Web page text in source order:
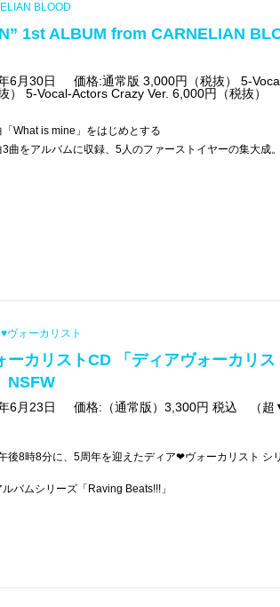
BLOOD
1st ALBUM from CARNELIAN
6月30日
価格:通常版 3,000円（税抜） 5-
） 5-Vocal-Actors Crazy Ver. 6,000円（税抜）
What is mine」をはじめとする
曲をアルバムに収録、5人のファーストイヤーの集大成。
ヴォーカリスト
ーカリストCD 「ディアヴォーカリ
NSFW
6月23日
価格:（通常版）3,300円 税込 （超
後8時8分に、5周年を迎えたディア❤ヴォーカリスト シ
バムシリーズ「Raving Beats!!!」